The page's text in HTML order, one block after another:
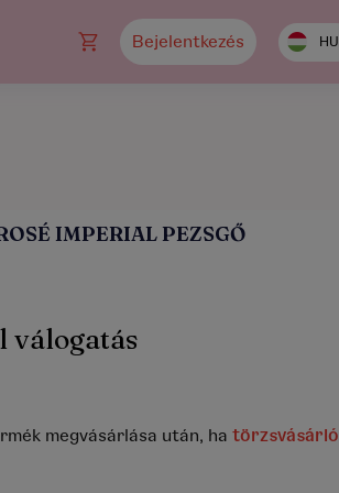
Bejelentkezés HU
IMPERIAL PEZSGŐ
válogatás
megvásárlása után, ha törzsvásárló